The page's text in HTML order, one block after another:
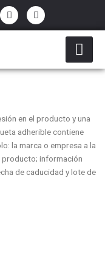
Y
o
u
W
h
a
p
en el producto y una
adherible contiene
la marca o empresa a la
producto; información
de caducidad y lote de